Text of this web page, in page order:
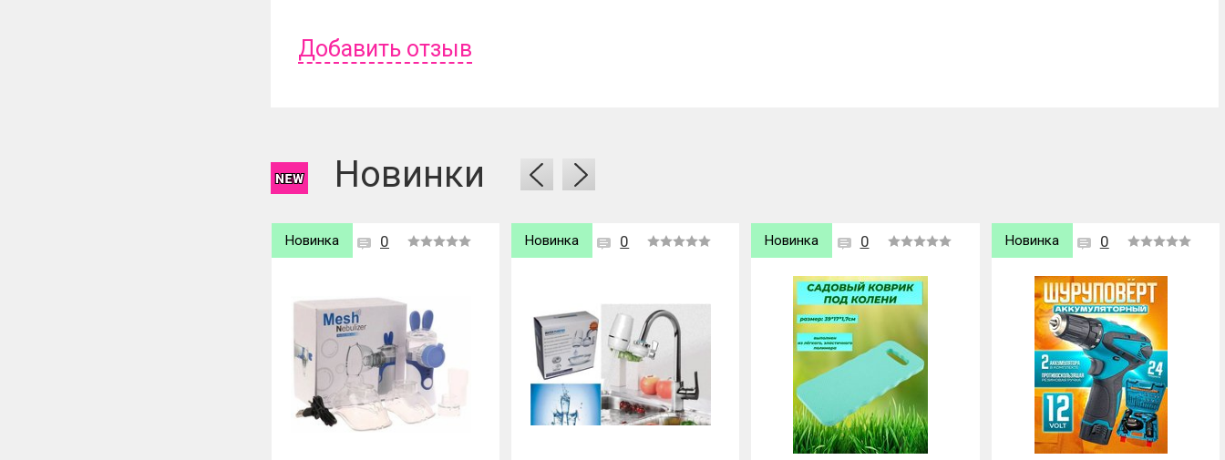
Добавить отзыв
Новинки
0
Новинка 0
Новинка 0
Новинка 0
Новинка